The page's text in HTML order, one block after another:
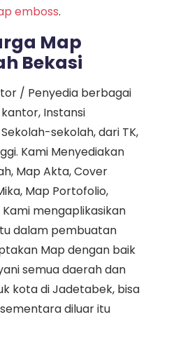
emboss.
Map
Bekasi
/ Penyedia berbagai
Instansi
sekolah, dari TK,
Kami Menyediakan
Map Akta, Cover
Map Portofolio,
mengaplikasikan
dalam pembuatan
Map dengan baik
semua daerah dan
kota di Jadetabek, bisa
diluar itu